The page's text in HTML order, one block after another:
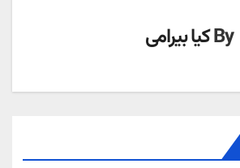
Byکیا بیرامی